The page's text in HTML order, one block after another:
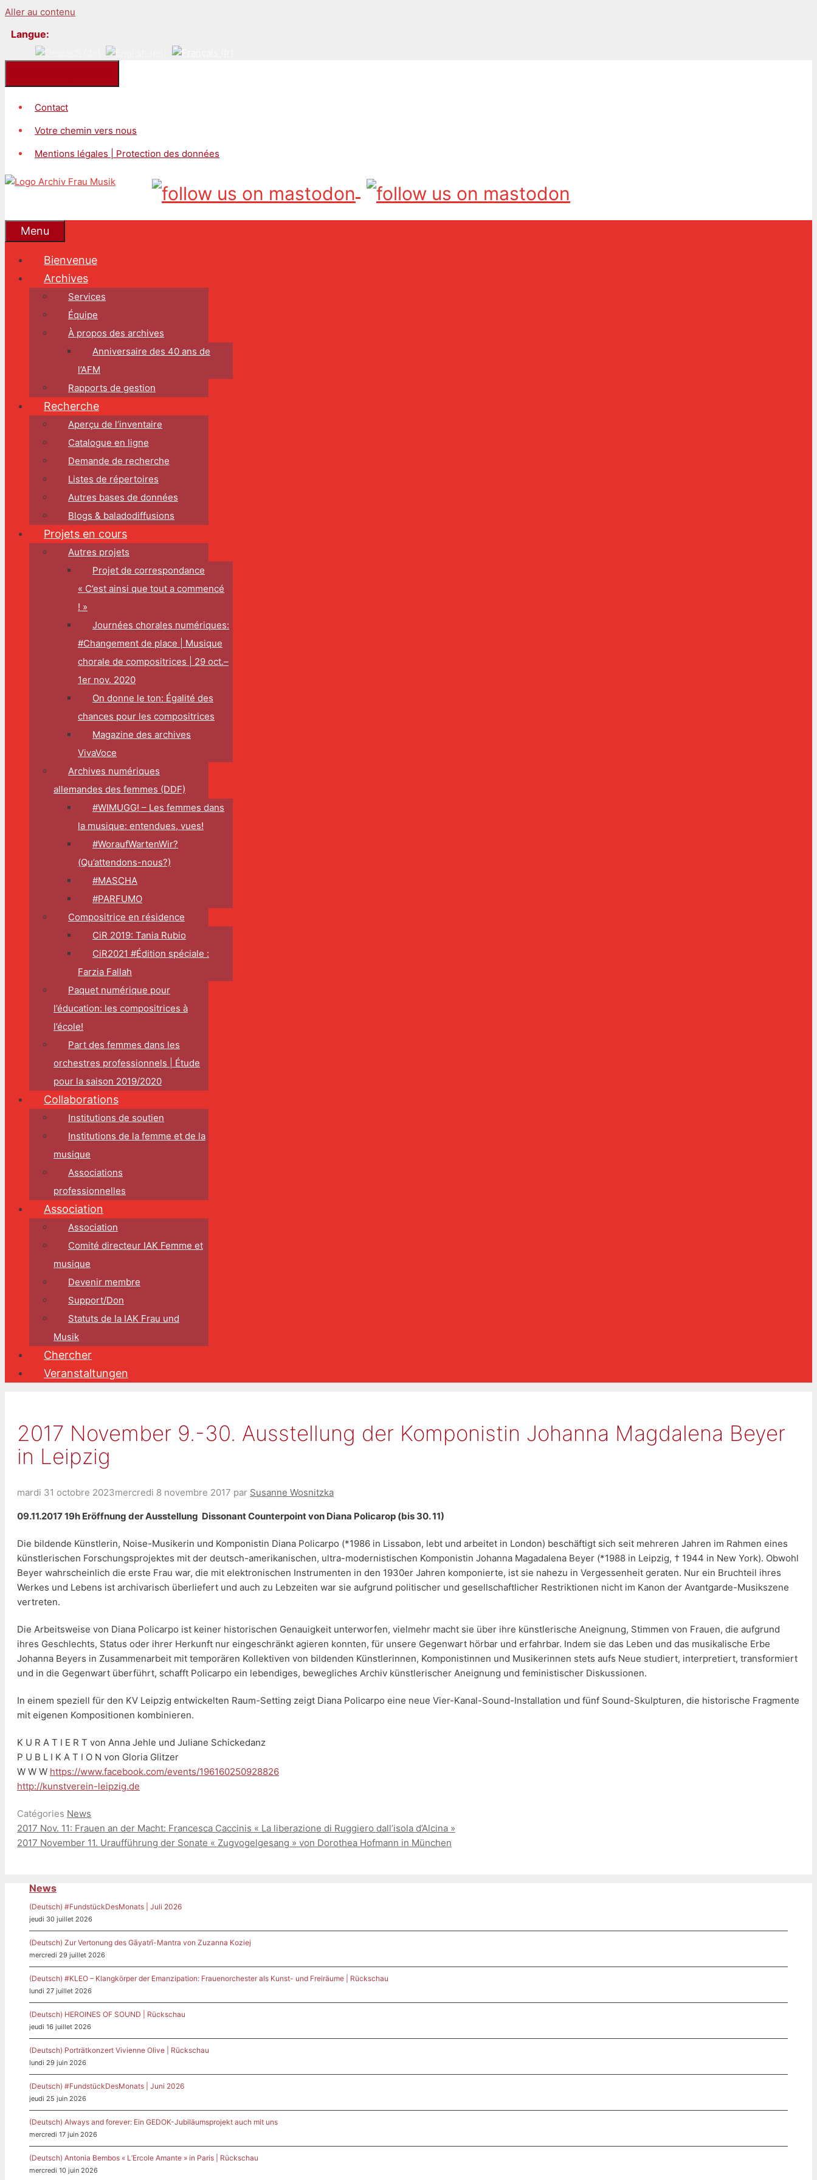
Aller au contenu
Langue:
Contact
Votre chemin vers nous
Mentions légales | Protection des données
Menu
Bienvenue
Archives
Services
Équipe
À propos des archives
Anniversaire des 40 ans de
l’AFM
Rapports de gestion
Recherche
Aperçu de l’inventaire
Catalogue en ligne
Demande de recherche
Listes de répertoires
Autres bases de données
Blogs & baladodiffusions
Projets en cours
Autres projets
Projet de correspondance
« C’est ainsi que tout a commencé
! »
Journées chorales numériques:
#Changement de place | Musique
chorale de compositrices | 29 oct.–
1er nov. 2020
On donne le ton: Égalité des
chances pour les compositrices
Magazine des archives
VivaVoce
Archives numériques
allemandes des femmes (DDF)
#WIMUGG! – Les femmes dans
la musique: entendues, vues!
#WoraufWartenWir?
(Qu’attendons-nous?)
#MASCHA
#PARFUMO
Compositrice en résidence
CiR 2019: Tania Rubio
CiR2021 #Édition spéciale :
Farzia Fallah
Paquet numérique pour
l’éducation: les compositrices à
l’école!
Part des femmes dans les
orchestres professionnels | Étude
pour la saison 2019/2020
Collaborations
Institutions de soutien
Institutions de la femme et de la
musique
Associations
professionnelles
Association
Association
Comité directeur IAK Femme et
musique
Devenir membre
Support/Don
Statuts de la IAK Frau und
Musik
Chercher
Veranstaltungen
2017 November 9.-30. Ausstellung der Komponistin Johanna Magdalena Beyer
in Leipzig
mardi 31 octobre 2023mercredi 8 novembre 2017 par Susanne Wosnitzka
09.11.2017 19h Eröffnung der Ausstellung Dissonant Counterpoint von Diana Policarop (bis 30. 11)
Die bildende Künstlerin, Noise-Musikerin und Komponistin Diana Policarpo (*1986 in Lissabon, lebt und arbeitet in London) beschäftigt sich seit mehreren Jahren im Rahmen eines
künstlerischen Forschungsprojektes mit der deutsch-amerikanischen, ultra-modernistischen Komponistin Johanna Magadalena Beyer (*1988 in Leipzig, † 1944 in New York). Obwohl
Beyer wahrscheinlich die erste Frau war, die mit elektronischen Instrumenten in den 1930er Jahren komponierte, ist sie nahezu in Vergessenheit geraten. Nur ein Bruchteil ihres
Werkes und Lebens ist archivarisch überliefert und auch zu Lebzeiten war sie aufgrund politischer und gesellschaftlicher Restriktionen nicht im Kanon der Avantgarde-Musikszene
vertreten.
Die Arbeitsweise von Diana Policarpo ist keiner historischen Genauigkeit unterworfen, vielmehr macht sie über ihre künstlerische Aneignung, Stimmen von Frauen, die aufgrund
ihres Geschlechts, Status oder ihrer Herkunft nur eingeschränkt agieren konnten, für unsere Gegenwart hörbar und erfahrbar. Indem sie das Leben und das musikalische Erbe
Johanna Beyers in Zusammenarbeit mit temporären Kollektiven von bildenden Künstlerinnen, Komponistinnen und Musikerinnen stets aufs Neue studiert, interpretiert, transformiert
und in die Gegenwart überführt, schafft Policarpo ein lebendiges, bewegliches Archiv künstlerischer Aneignung und feministischer Diskussionen.
In einem speziell für den KV Leipzig entwickelten Raum-Setting zeigt Diana Policarpo eine neue Vier-Kanal-Sound-Installation und fünf Sound-Skulpturen, die historische Fragmente
mit eigenen Kompositionen kombinieren.
K U R A T I E R T von Anna Jehle und Juliane Schickedanz
P U B L I K A T I O N von Gloria Glitzer
W W W https://www.facebook.com/events/196160250928826
http://kunstverein-leipzig.de
Catégories News
2017 Nov. 11: Frauen an der Macht: Francesca Caccinis « La liberazione di Ruggiero dall’isola d’Alcina »
2017 November 11. Uraufführung der Sonate « Zugvogelgesang » von Dorothea Hofmann in München
News
(Deutsch) #FundstückDesMonats | Juli 2026
jeudi 30 juillet 2026
(Deutsch) Zur Vertonung des Gāyatrī-Mantra von Zuzanna Koziej
mercredi 29 juillet 2026
(Deutsch) #KLEO – Klangkörper der Emanzipation: Frauenorchester als Kunst- und Freiräume | Rückschau
lundi 27 juillet 2026
(Deutsch) HEROINES OF SOUND | Rückschau
jeudi 16 juillet 2026
(Deutsch) Porträtkonzert Vivienne Olive | Rückschau
lundi 29 juin 2026
(Deutsch) #FundstückDesMonats | Juni 2026
jeudi 25 juin 2026
(Deutsch) Always and forever: Ein GEDOK-Jubiläumsprojekt auch mit uns
mercredi 17 juin 2026
(Deutsch) Antonia Bembos « L’Ercole Amante » in Paris | Rückschau
mercredi 10 juin 2026